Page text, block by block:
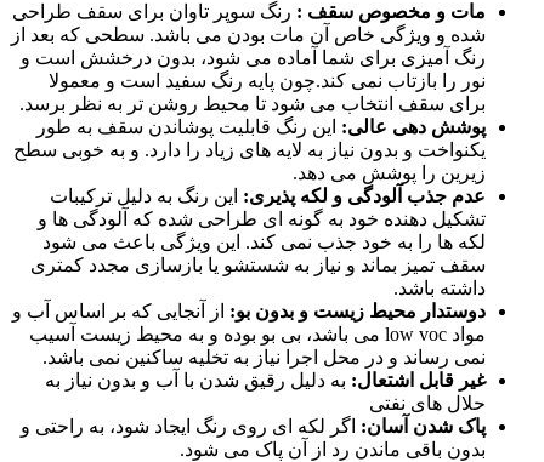
مات و مخصوص سقف : رنگ سوپر تاوان برای سقف طراحی
شده و ویژگی خاص آن مات بودن می باشد. سطحی که بعد از
رنگ آمیزی برای شما آماده می شود، بدون درخشش است و
نور را بازتاب نمی کند.چون پایه رنگ سفید است و معمولا
برای سقف انتخاب می شود تا محیط روشن تر به نظر برسد.
پوشش دهی عالی: این رنگ قابلیت پوشاندن سقف به طور
یکنواخت و بدون نیاز به لایه های زیاد را دارد. و به خوبی سطح
زیرین را پوشش می دهد.
عدم جذب آلودگی و لکه پذیری: این رنگ به دلیل ترکیبات
تشکیل دهنده خود به گونه ای طراحی شده که آلودگی ها و
لکه ها را به خود جذب نمی کند. این ویژگی باعث می شود
سقف تمیز بماند و نیاز به شستشو یا بازسازی مجدد کمتری
داشته باشد.
دوستدار محیط زیست و بدون بو: از آنجایی که بر اساس آب و
مواد low voc می باشد، بی بو بوده و به محیط زیست آسیب
نمی رساند و در محل اجرا نیاز به تخلیه ساکنین نمی باشد.
غیر قابل اشتعال: به دلیل رقیق شدن با آب و بدون نیاز به
حلال های نفتی
پاک شدن آسان: اگر لکه ای روی رنگ ایجاد شود، به راحتی و
بدون باقی ماندن رد از آن پاک می شود.